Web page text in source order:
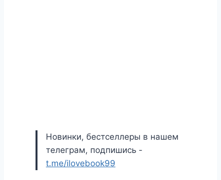
Новинки, бестселлеры в нашем
телеграм, подпишись -
t.me/ilovebook99